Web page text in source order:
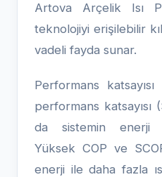
Artova Arçelik Isı
teknolojiyi erişilebilir
vadeli fayda sunar.
Performans
performans katsayısı
da sistemin enerji
Yüksek COP ve
enerji ile daha fazla